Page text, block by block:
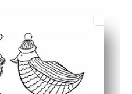
temporada invitan a la
fina, el control con el lápiz y
individuales,